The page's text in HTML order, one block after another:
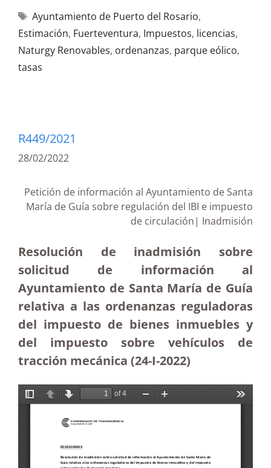
Ayuntamiento de Puerto del Rosario,
Estimación, Fuerteventura, Impuestos, licencias,
Naturgy Renovables, ordenanzas, parque eólico,
tasas
R449/2021
28/02/2022
Petición de información al Ayuntamiento de Santa
María de Guía sobre regulación del IBI e impuesto
de circulación| Inadmisión
Resolución de inadmisión sobre
solicitud de información al
Ayuntamiento de Santa María de Guía
relativa a las ordenanzas reguladoras
del impuesto de bienes inmuebles y
del impuesto sobre vehículos de
tracción mecánica (24-I-2022)